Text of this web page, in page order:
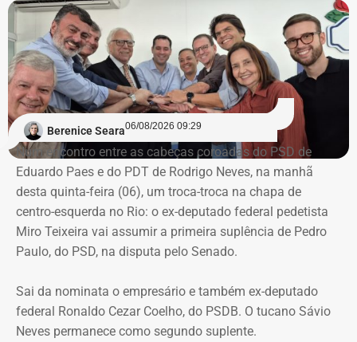
Berenice Seara06/08/2026 09:29
Num encontro entre as cabeças coroadas do PSD de
Eduardo Paes e do PDT de Rodrigo Neves, na manhã
desta quinta-feira (06), um troca-troca na chapa de
centro-esquerda no Rio: o ex-deputado federal pedetista
Miro Teixeira vai assumir a primeira suplência de Pedro
Paulo, do PSD, na disputa pelo Senado.
Sai da nominata o empresário e também ex-deputado
federal Ronaldo Cezar Coelho, do PSDB. O tucano Sávio
Neves permanece como segundo suplente.